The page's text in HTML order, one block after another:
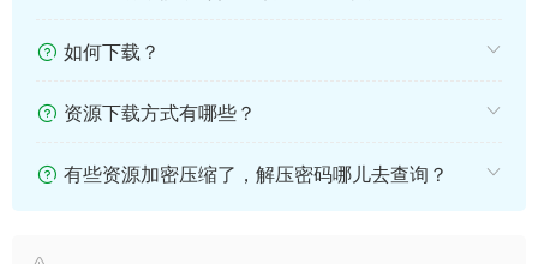
如何下载？
资源下载方式有哪些？
有些资源加密压缩了，解压密码哪儿去查询？